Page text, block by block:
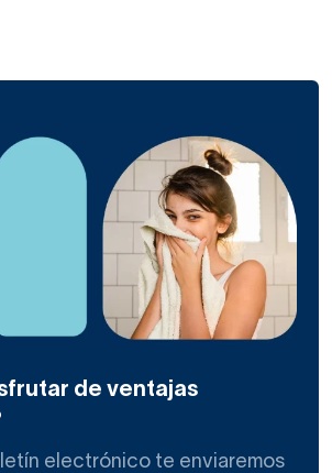
de ventajas
electrónico te enviaremos